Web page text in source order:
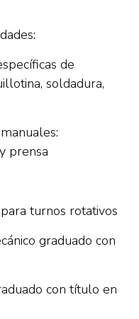
de
soldadura,
prensa
turnos rotativos
graduado con
con título en